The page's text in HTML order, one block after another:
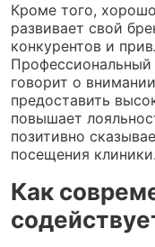
Кроме того,
развивает свой
конкурентов и
говорит о
предоставить
повышает
позитивно
посещения клиники.
Как